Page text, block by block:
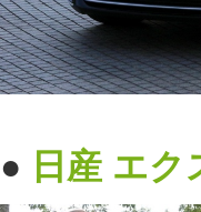
● 日産 エク